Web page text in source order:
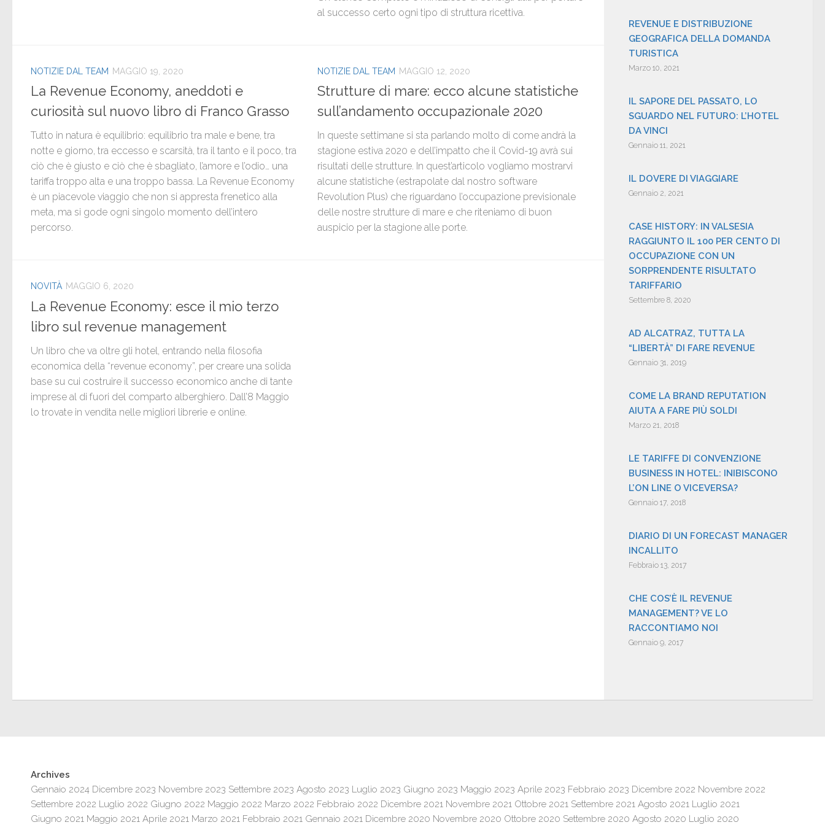
al successo certo ogni tipo di struttura ricettiva.
NOTIZIE DAL TEAM MAGGIO 19, 2020
La Revenue Economy, aneddoti e
curiosità sul nuovo libro di Franco Grasso
Tutto in natura è equilibrio: equilibrio tra male e bene, tra
notte e giorno, tra eccesso e scarsità, tra il tanto e il poco, tra
ciò che è giusto e ciò che è sbagliato, l’amore e l’odio… una
tariffa troppo alta e una troppo bassa. La Revenue Economy
è un piacevole viaggio che non si appresta frenetico alla
meta, ma si gode ogni singolo momento dell’intero
percorso.
NOTIZIE DAL TEAM MAGGIO 12, 2020
Strutture di mare: ecco alcune statistiche
sull’andamento occupazionale 2020
In queste settimane si sta parlando molto di come andrà la
stagione estiva 2020 e dell’impatto che il Covid-19 avrà sui
risultati delle strutture. In quest’articolo vogliamo mostrarvi
alcune statistiche (estrapolate dal nostro software
Revolution Plus) che riguardano l’occupazione previsionale
delle nostre strutture di mare e che riteniamo di buon
auspicio per la stagione alle porte.
NOVITÀ MAGGIO 6, 2020
La Revenue Economy: esce il mio terzo
libro sul revenue management
Un libro che va oltre gli hotel, entrando nella filosofia
economica della “revenue economy”, per creare una solida
base su cui costruire il successo economico anche di tante
imprese al di fuori del comparto alberghiero. Dall’8 Maggio
lo trovate in vendita nelle migliori librerie e online.
REVENUE E DISTRIBUZIONE
GEOGRAFICA DELLA DOMANDA
TURISTICA
Marzo 10, 2021
IL SAPORE DEL PASSATO, LO
SGUARDO NEL FUTURO: L’HOTEL
DA VINCI
Gennaio 11, 2021
IL DOVERE DI VIAGGIARE
Gennaio 2, 2021
CASE HISTORY: IN VALSESIA
RAGGIUNTO IL 100 PER CENTO DI
OCCUPAZIONE CON UN
SORPRENDENTE RISULTATO
TARIFFARIO
Settembre 8, 2020
AD ALCATRAZ, TUTTA LA
“LIBERTÀ” DI FARE REVENUE
Gennaio 31, 2019
COME LA BRAND REPUTATION
AIUTA A FARE PIÙ SOLDI
Marzo 21, 2018
LE TARIFFE DI CONVENZIONE
BUSINESS IN HOTEL: INIBISCONO
L’ON LINE O VICEVERSA?
Gennaio 17, 2018
DIARIO DI UN FORECAST MANAGER
INCALLITO
Febbraio 13, 2017
CHE COS’È IL REVENUE
MANAGEMENT? VE LO
RACCONTIAMO NOI
Gennaio 9, 2017
Archives
Gennaio 2024 Dicembre 2023 Novembre 2023 Settembre 2023 Agosto 2023 Luglio 2023 Giugno 2023 Maggio 2023 Aprile 2023 Febbraio 2023 Dicembre 2022 Novembre 2022
Settembre 2022 Luglio 2022 Giugno 2022 Maggio 2022 Marzo 2022 Febbraio 2022 Dicembre 2021 Novembre 2021 Ottobre 2021 Settembre 2021 Agosto 2021 Luglio 2021
Giugno 2021 Maggio 2021 Aprile 2021 Marzo 2021 Febbraio 2021 Gennaio 2021 Dicembre 2020 Novembre 2020 Ottobre 2020 Settembre 2020 Agosto 2020 Luglio 2020